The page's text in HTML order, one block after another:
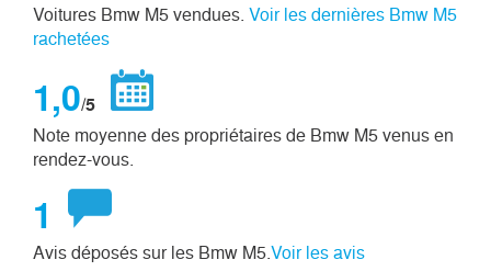
Voitures Bmw M5 vendues. Voir les dernières Bmw M5
rachetées
1,0/5
Note moyenne des propriétaires de Bmw M5 venus en
rendez-vous.
1
Avis déposés sur les Bmw M5. Voir les avis